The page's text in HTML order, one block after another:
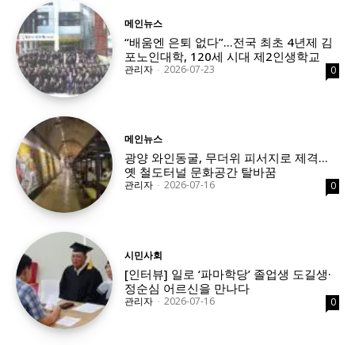
메인뉴스
“배움엔 은퇴 없다”…전국 최초 4년제 김
포노인대학, 120세 시대 제2인생학교
관리자 - 2026-07-23 0
메인뉴스
광양 와인동굴, 무더위 피서지로 제격…
옛 철도터널 문화공간 탈바꿈
관리자 - 2026-07-16 0
시민사회
[인터뷰] 일로 ‘파마학당’ 졸업생 도길생·
정순심 어르신을 만나다
관리자 - 2026-07-16 0